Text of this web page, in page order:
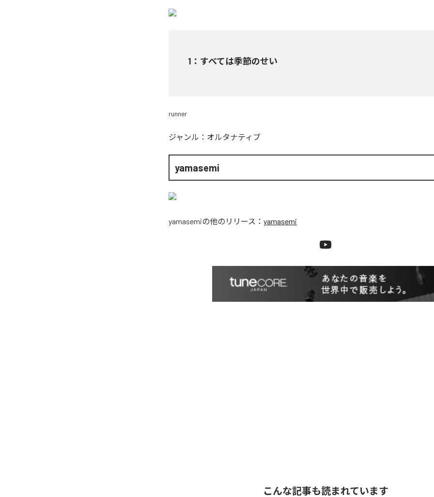
1 ： すべては季節のせい
runner
ジャンル： オルタナティブ
yamasemi
yamasemiの他のリリース： yamasemi
こんな記事も読まれています